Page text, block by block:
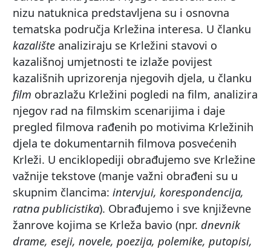
nizu natuknica predstavljena su i osnovna
tematska područja Krležina interesa. U članku
kazalište analiziraju se Krležini stavovi o
kazališnoj umjetnosti te izlaže povijest
kazališnih uprizorenja njegovih djela, u članku
film obrazlažu Krležini pogledi na film, analizira
njegov rad na filmskim scenarijima i daje
pregled filmova rađenih po motivima Krležinih
djela te dokumentarnih filmova posvećenih
Krleži. U enciklopediji obrađujemo sve Krležine
važnije tekstove (manje važni obrađeni su u
skupnim člancima: intervjui, korespondencija,
ratna publicistika). Obrađujemo i sve književne
žanrove kojima se Krleža bavio (npr. dnevnik
drame, eseji, novele, poezija, polemike, putopisi,